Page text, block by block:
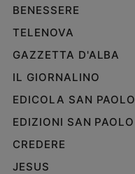
BENESSERE
TELENOVA
GAZZETTA D'ALBA
IL GIORNALINO
EDICOLA SAN PAOLO
EDIZIONI SAN PAOLO
CREDERE
JESUS